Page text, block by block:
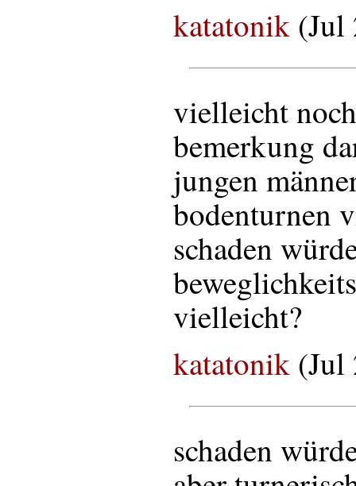
katatonik (Jul
vielleicht
bemerkung
jungen
bodenturnen
schaden
vielleicht?
katatonik (Jul
schaden